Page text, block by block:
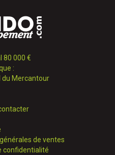
80 000 €
:
du Mercantour
de ventes
confidentialité